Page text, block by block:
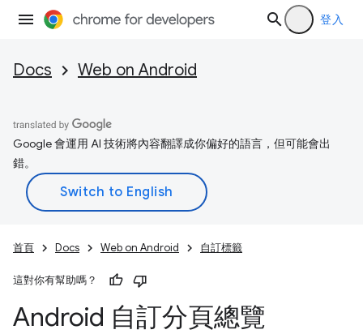
登入
Docs Web on Android
Google 會運用 AI 技術將內容翻譯成你偏好的語言，但可能會出
錯。
首頁 Docs Web on Android 自訂標籤
這對你有幫助嗎？
Android 自訂分頁總覽